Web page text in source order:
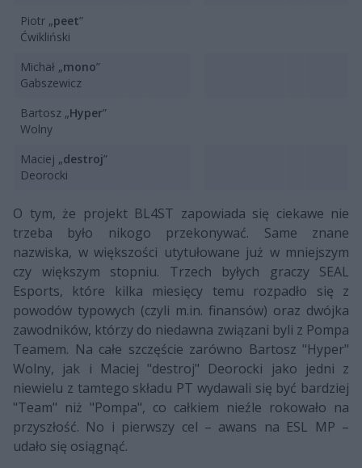
Piotr „peet”
Ćwikliński
Michał „mono”
Gabszewicz
Bartosz „Hyper”
Wolny
Maciej „destroj”
Deorocki
O tym, że projekt BL4ST zapowiada się ciekawe nie
trzeba było nikogo przekonywać. Same znane
nazwiska, w większości utytułowane już w mniejszym
czy większym stopniu. Trzech byłych graczy SEAL
Esports, które kilka miesięcy temu rozpadło się z
powodów typowych (czyli m.in. finansów) oraz dwójka
zawodników, którzy do niedawna związani byli z Pompa
Teamem. Na całe szczęście zarówno Bartosz "Hyper"
Wolny, jak i Maciej "destroj" Deorocki jako jedni z
niewielu z tamtego składu PT wydawali się być bardziej
"Team" niż "Pompa", co całkiem nieźle rokowało na
przyszłość. No i pierwszy cel – awans na ESL MP –
udało się osiągnąć.